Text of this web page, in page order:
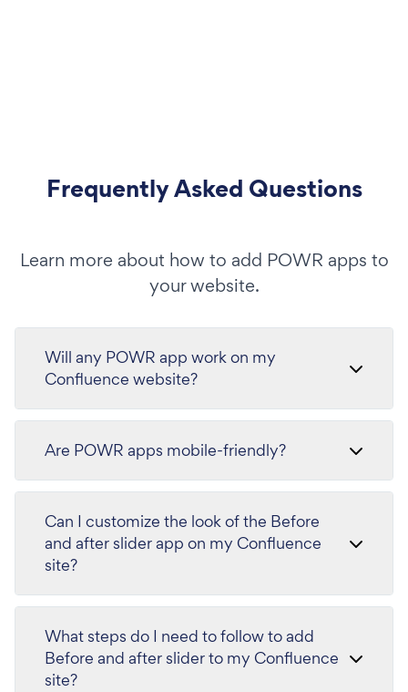
Frequently Asked Questions
Learn more about how to add POWR apps to
your website.
Will any POWR app work on my
Confluence website?
Are POWR apps mobile-friendly?
Can I customize the look of the Before
and after slider app on my Confluence
site?
What steps do I need to follow to add
Before and after slider to my Confluence
site?